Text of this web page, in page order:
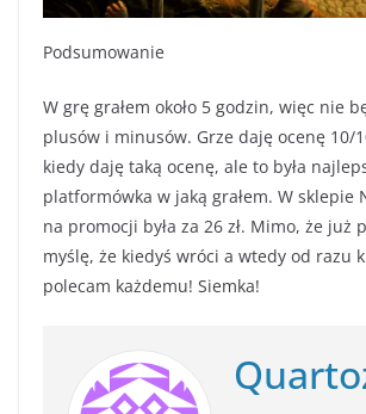
Podsumowanie
W grę grałem około 5 godzin, więc nie
plusów i minusów. Grze daję ocenę 10/
kiedy daję taką ocenę, ale to była
platformówka w jaką grałem. W sklepie
na promocji była za 26 zł. Mimo, że już
myślę, że kiedyś wróci a wtedy od razu
polecam każdemu! Siemka!